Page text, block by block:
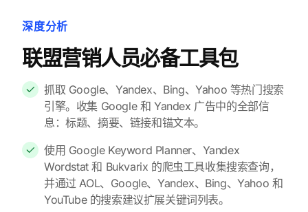
深度分析
联盟营销人员必备工具包
抓取 Google、Yandex、Bing、Yahoo 等热门搜索
引擎。收集 Google 和 Yandex 广告中的全部信
息：标题、摘要、链接和锚文本。
使用 Google Keyword Planner、Yandex
Wordstat 和 Bukvarix 的爬虫工具收集搜索查询，
并通过 AOL、Google、Yandex、Bing、Yahoo 和
YouTube 的搜索建议扩展关键词列表。